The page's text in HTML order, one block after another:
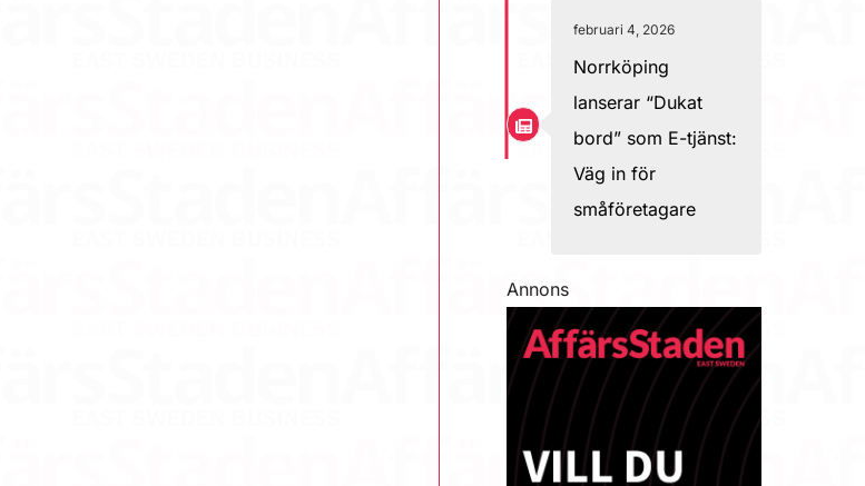
februari 4, 2026
Norrköping
lanserar “Dukat
bord” som E-tjänst:
Väg in för
småföretagare
Annons